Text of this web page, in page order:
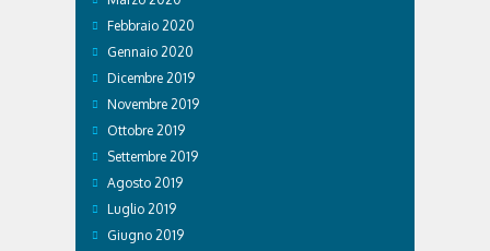
Febbraio 2020
Gennaio 2020
Dicembre 2019
Novembre 2019
Ottobre 2019
Settembre 2019
Agosto 2019
Luglio 2019
Giugno 2019